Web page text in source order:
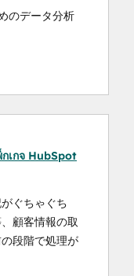
のデータ分析
เกจ HubSpot
ぐちゃぐち
顧客情報の取
段階で処理が